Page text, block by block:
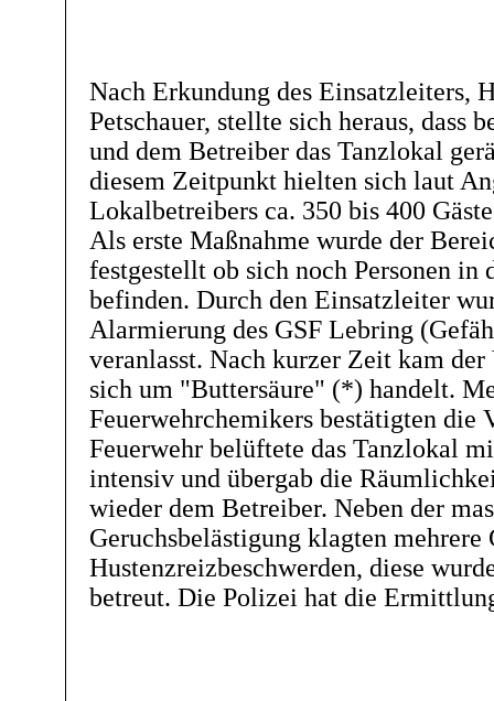
Nach Erkundung des Einsatzleiters,
Petschauer, stellte sich heraus, dass
und dem Betreiber das Tanzlokal
diesem Zeitpunkt hielten sich laut
Lokalbetreibers ca. 350 bis 400
Als erste Maßnahme wurde der
festgestellt ob sich noch Personen in
befinden. Durch den Einsatzleiter
Alarmierung des GSF Lebring
veranlasst. Nach kurzer Zeit kam der
sich um "Buttersäure" (*) handelt.
Feuerwehrchemikers bestätigten die
Feuerwehr belüftete das Tanzlokal
intensiv und übergab die
wieder dem Betreiber. Neben der
Geruchsbelästigung klagten mehrere
Hustenzreizbeschwerden, diese
betreut. Die Polizei hat die